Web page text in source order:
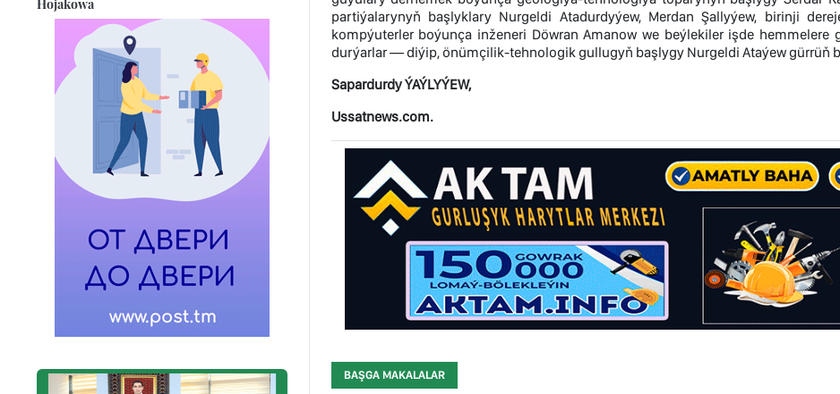
partiýalarynyň başlyklary Nurgeldi Atadurdyýew, Merdan Şallyýew, birinji
kompýuterler boýunça inženeri Döwran Amanow we beýlekiler işde
durýarlar — diýip, önümçilik-tehnologik gullugyň başlygy Nurgeldi Ataýew gürrüň
Sapardurdy ÝAÝLYÝEW,
Ussatnews.com.
BAŞGA MAKALALAR